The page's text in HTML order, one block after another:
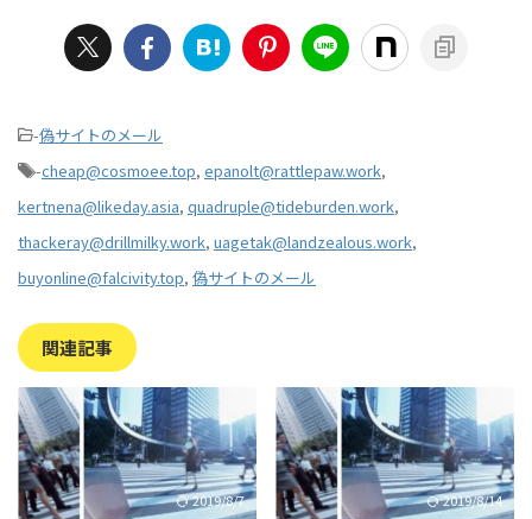
-偽サイトのメール
-cheap@cosmoee.top, epanolt@rattlepaw.work,
kertnena@likeday.asia, quadruple@tideburden.work,
thackeray@drillmilky.work, uagetak@landzealous.work,
buyonline@falcivity.top, 偽サイトのメール
関連記事
2019/8/7 2019/8/14